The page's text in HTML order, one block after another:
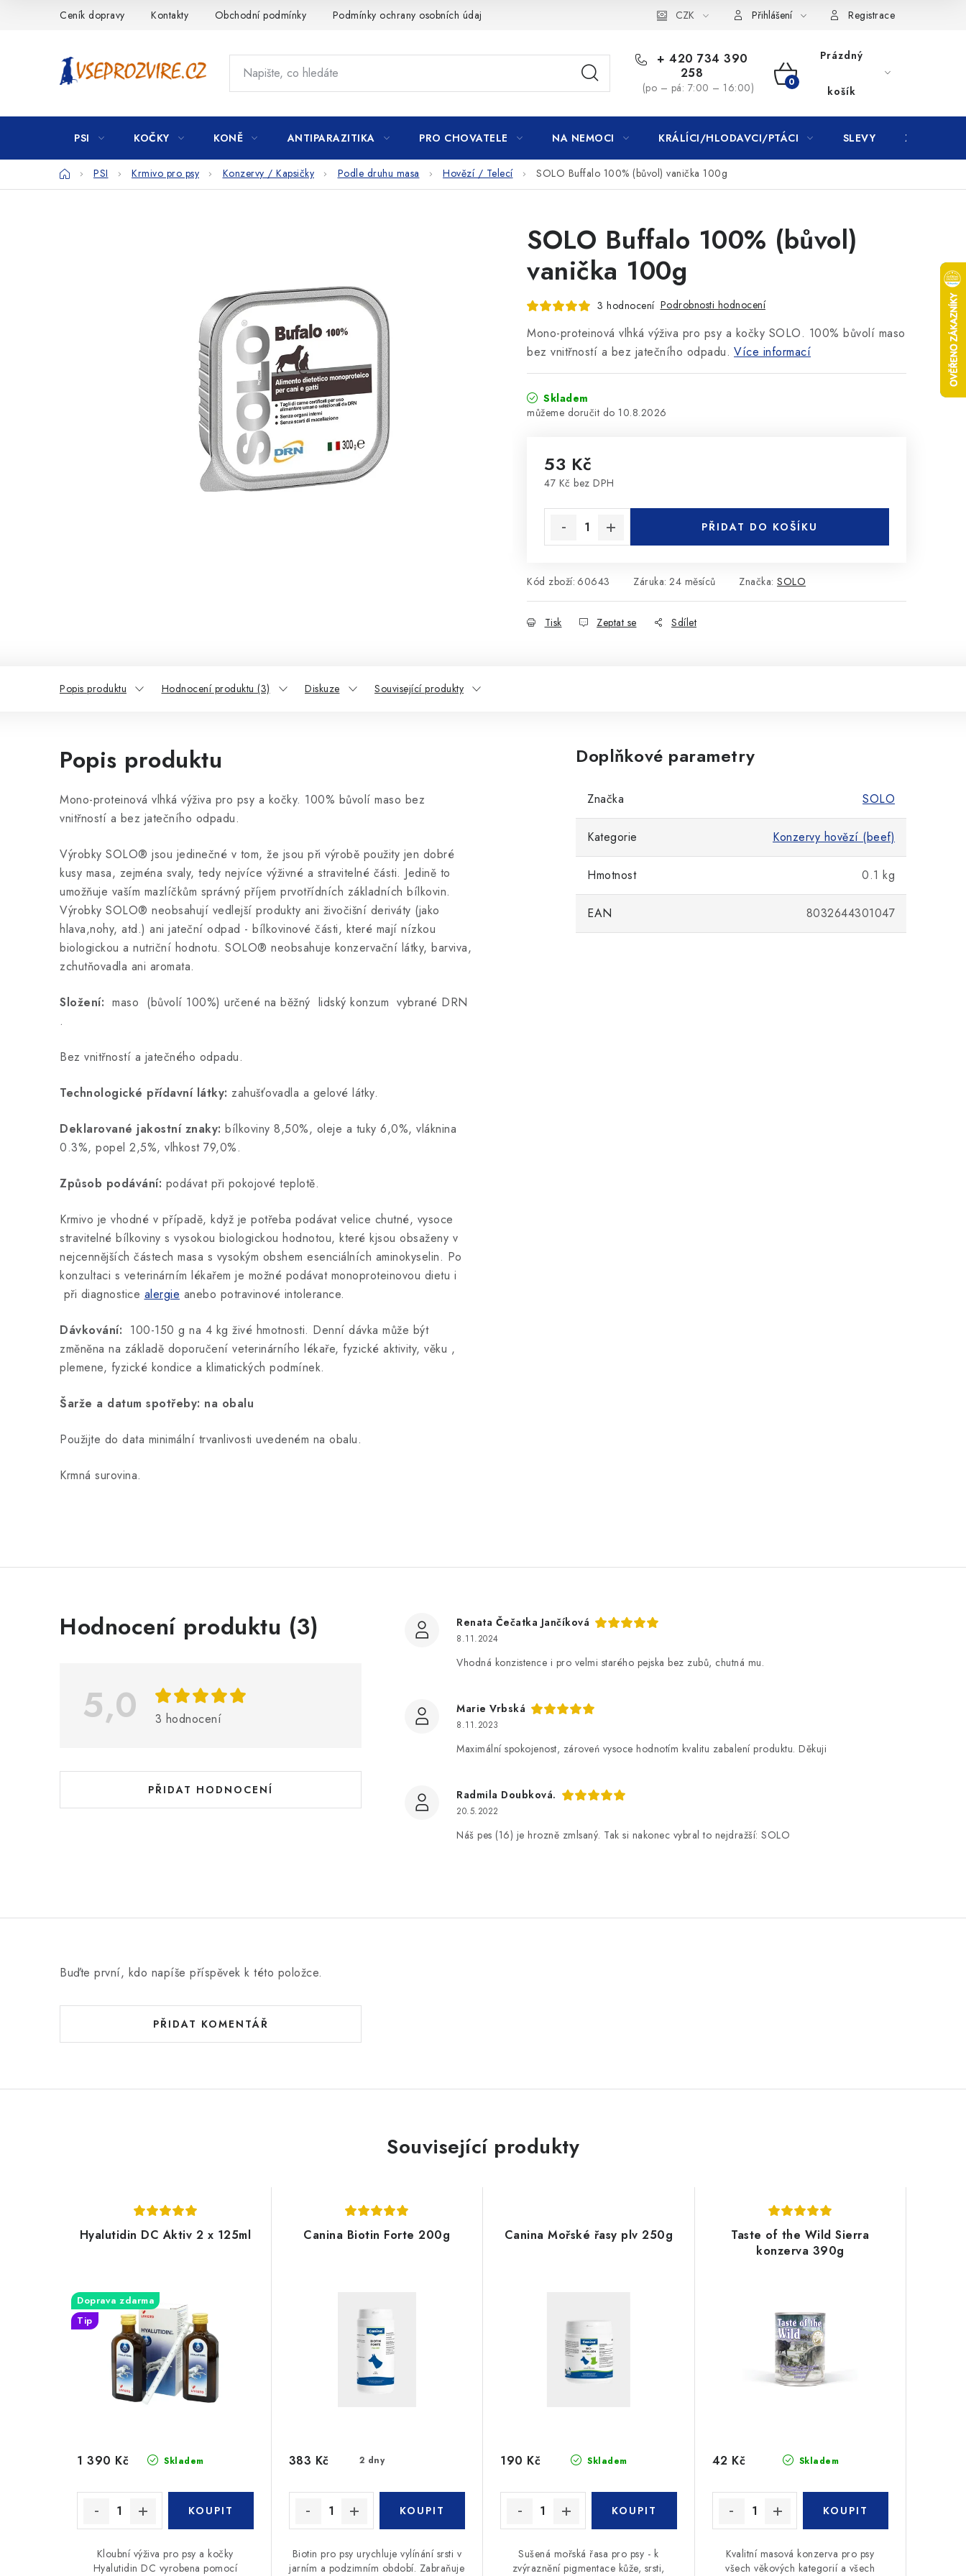
Ceník dopravy Kontakty Obchodní podmínky Podmínky ochrany osobních údajů CZK Přihlášení Registrace
+ 420 734 390
258
(po – pá: 7:00 – 16:00)
NÁKUPNÍ
KOŠÍK
Prázdný
košík
PSI KOČKY KONĚ ANTIPARAZITIKA PRO CHOVATELE NA NEMOCI KRÁLÍCI/HLODAVCI/PTÁCI SLEVY ZNAČKY
DomůPSI Krmivo pro psy Konzervy / Kapsičky Podle druhu masa Hovězí / Telecí SOLO Buffalo 100% (bůvol) vanička 100g
SOLO Buffalo 100% (bůvol)
vanička 100g
3 hodnocení Podrobnosti hodnocení
Mono-proteinová vlhká výživa pro psy a kočky SOLO. 100% bůvolí maso
bez vnitřností a bez jatečního odpadu. Více informací
Skladem
10.8.2026
53 Kč
47 Kč bez DPH
PŘIDAT DO KOŠÍKU
Kód zboží: 60643 Záruka: 24 měsíců Značka: SOLO
Tisk Zeptat se Sdílet
Popis produktu Hodnocení produktu (3) Diskuze Související produkty
Popis produktu
Mono-proteinová vlhká výživa pro psy a kočky. 100% bůvolí maso bez
vnitřností a bez jatečního odpadu.
Výrobky SOLO® jsou jedinečné v tom, že jsou při výrobě použity jen dobré
kusy masa, zejména svaly, tedy nejvíce výživné a stravitelné části. Jedině to
umožňuje vaším mazlíčkům správný příjem prvotřídních základních bílkovin.
Výrobky SOLO® neobsahují vedlejší produkty ani živočišní deriváty (jako
hlava,nohy, atd.) ani jateční odpad - bílkovinové části, které mají nízkou
biologickou a nutriční hodnotu. SOLO® neobsahuje konzervační látky, barviva,
zchutňovadla ani aromata.
Složení: maso (bůvolí 100%) určené na běžný lidský konzum vybrané DRN
.
Bez vnitřností a jatečného odpadu.
Technologické přídavní látky: zahušťovadla a gelové látky.
Deklarované jakostní znaky: bílkoviny 8,50%, oleje a tuky 6,0%, vláknina
0.3%, popel 2,5%, vlhkost 79,0%.
Způsob podávání: podávat při pokojové teplotě.
Krmivo je vhodné v případě, když je potřeba podávat velice chutné, vysoce
stravitelné bílkoviny s vysokou biologickou hodnotou, které kjsou obsaženy v
nejcennějších částech masa s vysokým obshem esenciálních aminokyselin. Po
konzultaci s veterinárním lékařem je možné podávat monoproteinovou dietu i
při diagnostice alergie anebo potravinové intolerance.
Dávkování: 100-150 g na 4 kg živé hmotnosti. Denní dávka může být
změněna na základě doporučení veterinárního lékaře, fyzické aktivity, věku ,
plemene, fyzické kondice a klimatických podmínek.
Šarže a datum spotřeby: na obalu
Použijte do data minimální trvanlivosti uvedeném na obalu.
Krmná surovina.
Doplňkové parametry
Značka SOLO
Kategorie Konzervy hovězí (beef)
Hmotnost 0.1 kg
EAN 8032644301047
Hodnocení produktu (3)
5,0 3 hodnocení
PŘIDAT HODNOCENÍ
V
o
n
Renata Čečatka Jančíková
8.11.2024
Vhodná konzistence i pro velmi starého pejska bez zubů, chutná mu.
Marie Vrbská
8.11.2023
Maximální spokojenost, zároveń vysoce hodnotím kvalitu zabalení produktu. Děkuji
Radmila Doubková.
20.5.2022
Náš pes (16) je hrozně zmlsaný. Tak si nakonec vybral to nejdražší: SOLO
Buďte první, kdo napíše příspěvek k této položce.
PŘIDAT KOMENTÁŘ
Související produkty
Hyalutidin DC Aktiv 2 x 125ml
Doprava zdarma
Tip
Skladem
1 390 Kč
Kloubní výživa pro psy a kočky
Hyalutidin DC vyrobena pomocí
Canina Biotin Forte 200g
2 dny
383 Kč
Biotin pro psy urychluje vylínání srsti v
jarním a podzimním období. Zabraňuje
Canina Mořské řasy plv 250g
Skladem
190 Kč
Sušená mořská řasa pro psy - k
zvýraznění pigmentace kůže, srsti,
Taste of the Wild Sierra
konzerva 390g
Skladem
42 Kč
Kvalitní masová konzerva pro psy
všech věkových kategorií a všech